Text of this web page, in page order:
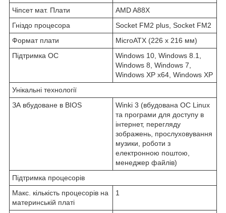
Чіпсет мат. Плати
AMD A88X
Гніздо процесора
Socket FM2 plus, Socket FM2
Формат плати
MicroATX (226 x 216 мм)
Підтримка ОС
Windows 10, Windows 8.1,
Windows 8, Windows 7,
Windows XP x64, Windows XP
Унікальні технології
ЗА вбудоване в BIOS
Winki 3 (вбудована ОС Linux
та програми для доступу в
інтернет, перегляду
зображень, прослуховування
музики, роботи з
електронною поштою,
менеджер файлів)
Підтримка процесорів
Макс. кількість процесорів на
материнській платі
1